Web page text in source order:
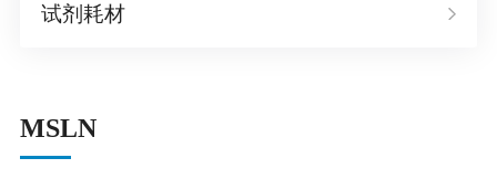
试剂耗材
MSLN